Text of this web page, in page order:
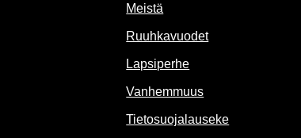
Meistä
Ruuhkavuodet
Lapsiperhe
Vanhemmuus
Tietosuojalauseke